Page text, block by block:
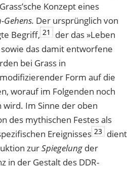
Konzept eines
Der ursprünglich von
Begriff, 21
der das »Leben
sowie das damit entworfene
bei Grass in
Form auf die
worauf im Folgenden noch
wird. Im Sinne der oben
des mythischen Festes als
Ereignisses 23 dient
zurSpiegelung der
in der Gestalt des DDR-